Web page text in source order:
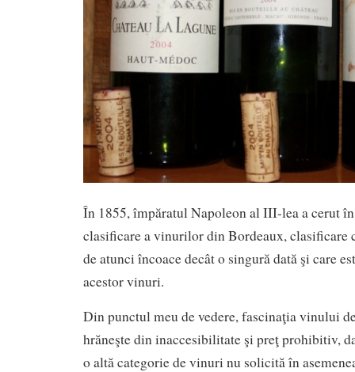
În 1855, împăratul Napoleon al III-lea a cerut
clasificare a vinurilor din Bordeaux, clasificare
de atunci încoace decât o singură dată şi care
acestor vinuri.
Din punctul meu de vedere, fascinaţia vinului
hrăneşte din inaccesibilitate şi preţ prohibitiv,
o altă categorie de vinuri nu solicită în